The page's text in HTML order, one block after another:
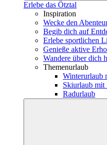
Erlebe das Ötztal
Inspiration
Wecke den
Begib dich auf
Erlebe sportlichen
Genieße aktive
Wandere über dich
Themenurlaub
Winterurlaub
Skiurlaub mit
Radurlaub